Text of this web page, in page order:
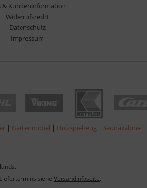
& Kundeninformation
Widerrufsrecht
Datenschutz
Impressum
| Gartenmöbel | Holzspielzeug | Saunakabine |
siehe Versandinfoseite.